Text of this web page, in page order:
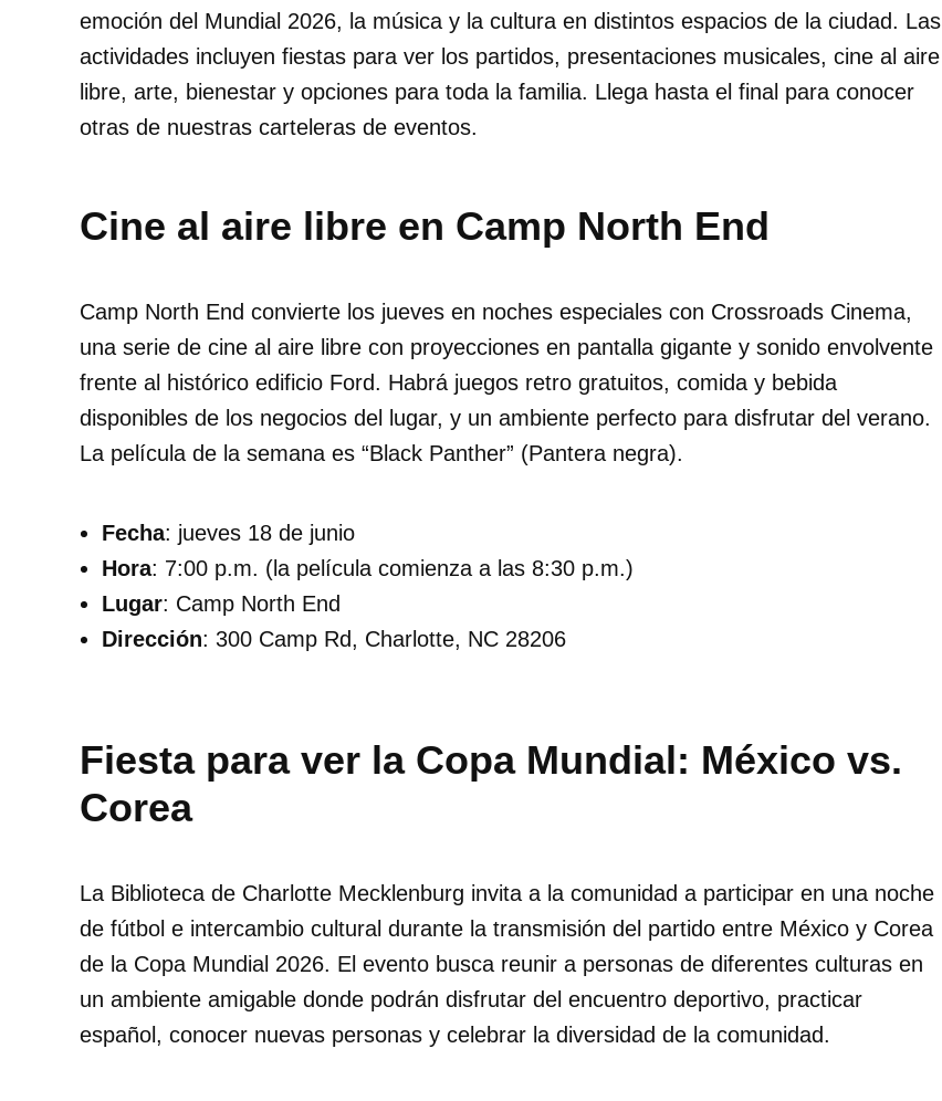
emoción del Mundial 2026, la música y la cultura en distintos espacios de la ciudad. Las
actividades incluyen fiestas para ver los partidos, presentaciones musicales, cine al aire
libre, arte, bienestar y opciones para toda la familia. Llega hasta el final para conocer
otras de nuestras carteleras de eventos.
Cine al aire libre en Camp North End
Camp North End convierte los jueves en noches especiales con Crossroads Cinema,
una serie de cine al aire libre con proyecciones en pantalla gigante y sonido envolvente
frente al histórico edificio Ford. Habrá juegos retro gratuitos, comida y bebida
disponibles de los negocios del lugar, y un ambiente perfecto para disfrutar del verano.
La película de la semana es “Black Panther” (Pantera negra).
Fecha: jueves 18 de junio
Hora: 7:00 p.m. (la película comienza a las 8:30 p.m.)
Lugar: Camp North End
Dirección: 300 Camp Rd, Charlotte, NC 28206
Fiesta para ver la Copa Mundial: México vs.
Corea
La Biblioteca de Charlotte Mecklenburg invita a la comunidad a participar en una noche
de fútbol e intercambio cultural durante la transmisión del partido entre México y Corea
de la Copa Mundial 2026. El evento busca reunir a personas de diferentes culturas en
un ambiente amigable donde podrán disfrutar del encuentro deportivo, practicar
español, conocer nuevas personas y celebrar la diversidad de la comunidad.